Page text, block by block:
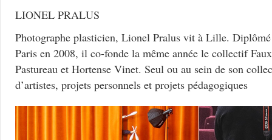
LIONEL PRALUS
Photographe plasticien, Lionel Pralus vit à Lille.
Paris en 2008, il co-fonde la même année le collectif
Pastureau et Hortense Vinet. Seul ou au sein de son
d’artistes, projets personnels et projets pédagogiques